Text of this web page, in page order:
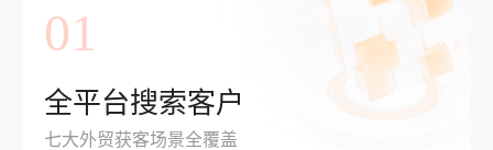
01
全平台搜索客户
七大外贸获客场景全覆盖